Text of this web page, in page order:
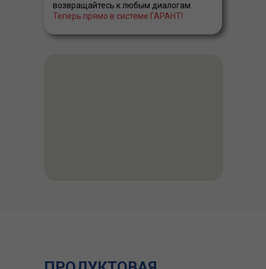
возвращайтесь к любым диалогам.
Теперь прямо в системе ГАРАНТ!